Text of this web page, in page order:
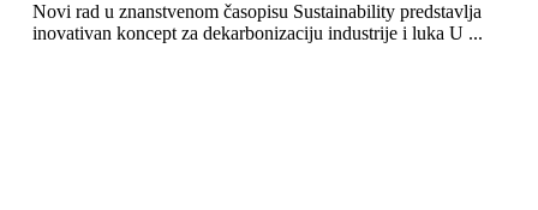
Novi rad u znanstvenom časopisu Sustainability predstavlja
inovativan koncept za dekarbonizaciju industrije i luka U ...